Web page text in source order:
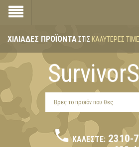
ΧΙΛΙΆΔΕΣ ΠΡΟΪΌΝΤΑΣΤΙΣ ΚΑΛΎΤΕΡΕΣ
ΚΑΛΈΣΤΕ: 2310-